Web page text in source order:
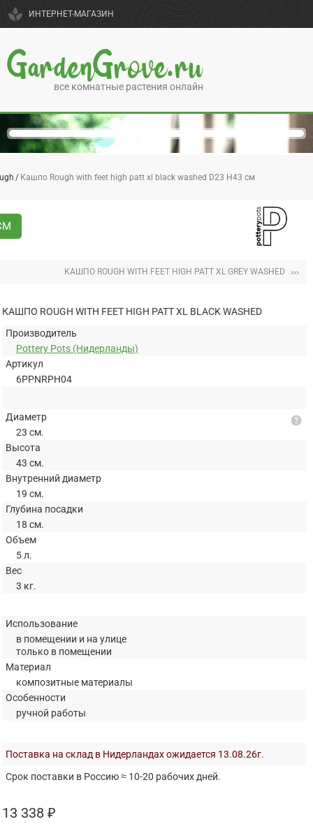
spa ИНТЕРНЕТ-МАГАЗИН
GardenGrove.ru
все комнатные растения онлайн
Кашпо Rough with feet high patt xl black washed D23 H43 см
КАШПО ROUGH WITH FEET HIGH PATT XL GREY WASHED ›››
КАШПО ROUGH WITH FEET HIGH PATT XL BLACK WASHED
Производитель
Pottery Pots (Нидерланды)
Артикул
6PPNRPH04
Диаметр
23 см.
Высота
43 см.
Внутренний диаметр
19 см.
Глубина посадки
18 см.
Объем
5 л.
Вес
3 кг.
help
Использование
в помещении и на улице
только в помещении
Материал
композитные материалы
Особенности
ручной работы
Поставка на склад в Нидерландах ожидается 13.08.26г.
Срок поставки в Россию ≈ 10-20 рабочих дней.
13 338 ₽